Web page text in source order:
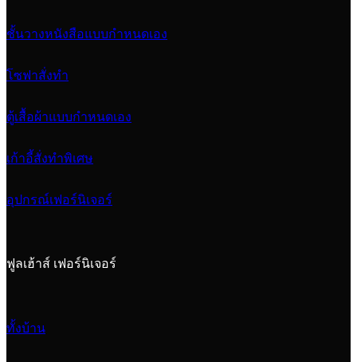
ชั้นวางหนังสือแบบกำหนดเอง
โซฟาสั่งทำ
ตู้เสื้อผ้าแบบกำหนดเอง
เก้าอี้สั่งทำพิเศษ
อุปกรณ์เฟอร์นิเจอร์
ฟูลเฮ้าส์ เฟอร์นิเจอร์
ทั้งบ้าน